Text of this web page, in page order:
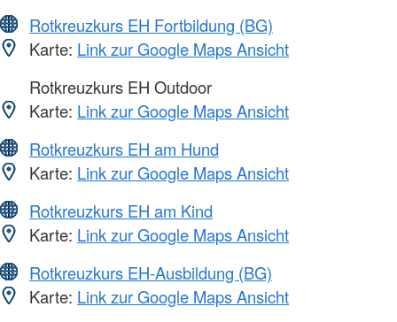
Rotkreuzkurs EH Fortbildung (BG)
Karte: Link zur Google Maps Ansicht
Rotkreuzkurs EH Outdoor
Karte: Link zur Google Maps Ansicht
Rotkreuzkurs EH am Hund
Karte: Link zur Google Maps Ansicht
Rotkreuzkurs EH am Kind
Karte: Link zur Google Maps Ansicht
Rotkreuzkurs EH-Ausbildung (BG)
Karte: Link zur Google Maps Ansicht